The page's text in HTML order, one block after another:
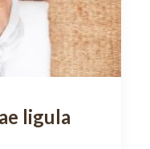
ligula